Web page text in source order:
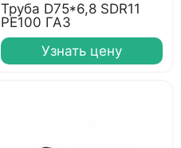
Труба D75*6,8 SDR11
PE100 ГАЗ
Узнать цену